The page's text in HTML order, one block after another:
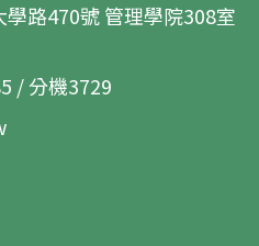
路470號 管理學院308室
/ 分機3729